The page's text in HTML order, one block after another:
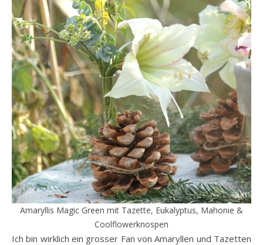
Amaryllis Magic Green mit Tazette, Eukalyptus, Mahonie &
Coolflowerknospen
Ich bin wirklich ein grosser Fan von Amaryllen und Tazetten